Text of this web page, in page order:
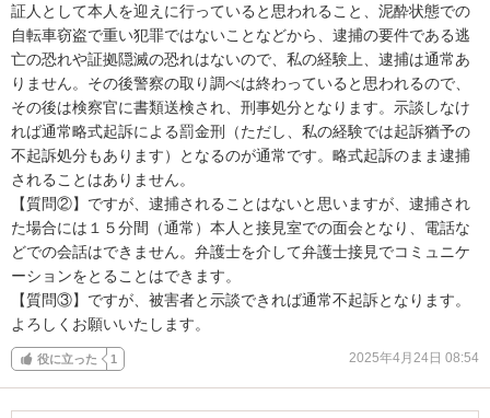
証人として本人を迎えに行っていると思われること、泥酔状態での
自転車窃盗で重い犯罪ではないことなどから、逮捕の要件である逃
亡の恐れや証拠隠滅の恐れはないので、私の経験上、逮捕は通常あ
りません。その後警察の取り調べは終わっていると思われるので、
その後は検察官に書類送検され、刑事処分となります。示談しなけ
れば通常略式起訴による罰金刑（ただし、私の経験では起訴猶予の
不起訴処分もあります）となるのが通常です。略式起訴のまま逮捕
されることはありません。
【質問②】ですが、逮捕されることはないと思いますが、逮捕され
た場合には１５分間（通常）本人と接見室での面会となり、電話な
どでの会話はできません。弁護士を介して弁護士接見でコミュニケ
ーションをとることはできます。
【質問③】ですが、被害者と示談できれば通常不起訴となります。
よろしくお願いいたします。
役に立った 1 2025年4月24日 08:54